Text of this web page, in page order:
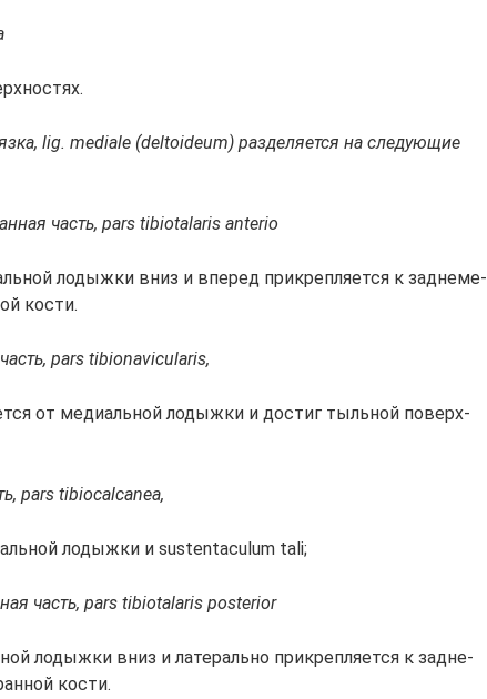
lig. mediale (deltoideum) раз­де­ля­ет­ся на сле­дую­щие
часть, pars tibiotalaris anterio
ло­дыж­ки вниз и впе­ред при­кре­п­ля­ет­ся к зад­не­ме­
кос­ти.
pars tibionavicularis,
от ме­ди­аль­ной ло­дыж­ки и дос­тиг тыль­ной по­верх­
pars tibiocalcanea,
ло­дыж­ки и sustentaculum tali;
часть, pars tibiotalaris posterior
ло­дыж­ки вниз и ла­те­раль­но при­кре­п­ля­ет­ся к зад­не­
кос­ти.